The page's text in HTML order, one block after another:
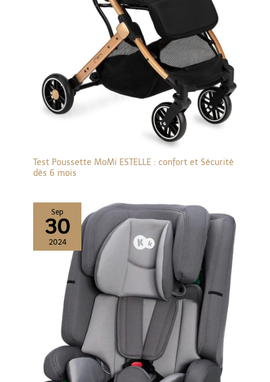
Test Poussette MoMi ESTELLE : confort et Sécurité
dès 6 mois
Sep
30
2024